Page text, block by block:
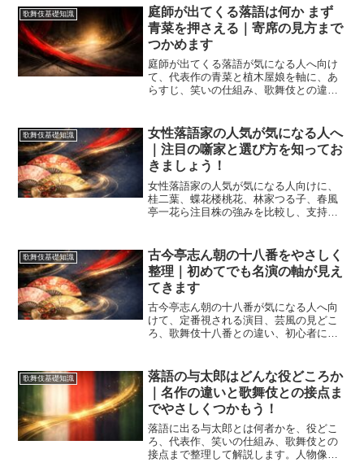
分の言葉でまとめやすくなります。音の
種類を並べるだけで終わらない考察の形
もつかめます。
歌舞伎基礎知識
庭師が出てくる落語は何か まず
青菜を押さえる｜寄席の見方まで
つかめます
庭師が出てくる落語が気になる人へ向け
て、代表作の青菜と植木屋娘を軸に、あ
らすじ、笑いの仕組み、歌舞伎との違
能の入口が見えてきます。
歌舞伎基礎知識
女性落語家の人気が気になる人へ
｜注目の噺家と選び方を知ってお
きましょう！
女性落語家の人気が気になる人向けに、
桂二葉、蝶花楼桃花、林家つる子、春風
亭一花ら注目株の強みを比較し、支持が
きまで整理します。初めてでも自分に合
う高座の探し方が見えてきます。
歌舞伎基礎知識
古今亭志ん朝の十八番をやさしく
整理｜初めてでも名演の軸が見え
てきます
古今亭志ん朝の十八番が気になる人へ向
けて、定番視される演目、芸風の見どこ
ろ、歌舞伎十八番との違い、初心者に合
内容です。
歌舞伎基礎知識
落語の与太郎はどんな役どころか
｜名作の違いと歌舞伎との接点ま
でやさしくつかもう！
落語に出る与太郎とは何者かを、役どこ
ろ、代表作、笑いの仕組み、歌舞伎との
接点まで整理して解説します。人物像の